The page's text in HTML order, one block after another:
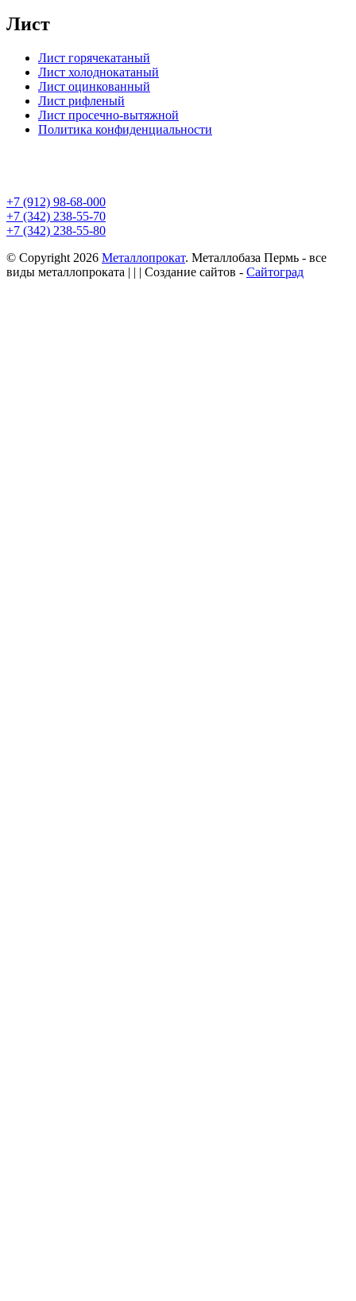
Лист
Лист горячекатаный
Лист холоднокатаный
Лист оцинкованный
Лист рифленый
Лист просечно-вытяжной
Политика конфиденциальности
+7 (912) 98-68-000
+7 (342) 238-55-70
+7 (342) 238-55-80
© Copyright 2026 Металлопрокат. Металлобаза Пермь - все
виды металлопроката | | | Создание сайтов - Сайтоград